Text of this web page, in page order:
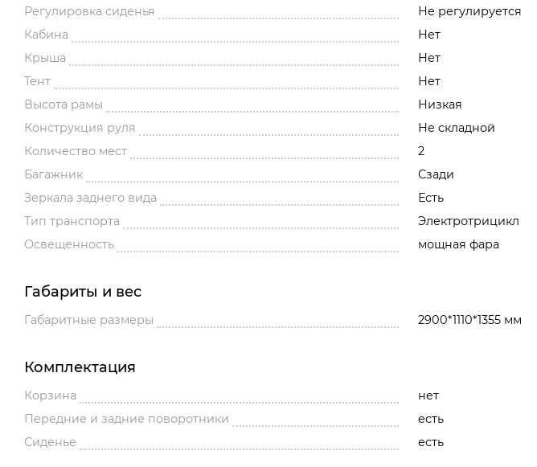
Регулировка сиденья
Не регулируется
Кабина
Нет
Крыша
Нет
Тент
Нет
Высота рамы
Низкая
Конструкция руля
Не складной
Количество мест
2
Багажник
Сзади
Зеркала заднего вида
Есть
Тип транспорта
Электротрицикл
Освещенность
мощная фара
Габариты и вес
Габаритные размеры 2900*1110*1355 мм
Комплектация
Корзина
нет
Передние и задние поворотники
есть
Сиденье
есть